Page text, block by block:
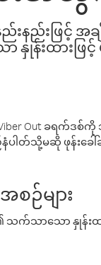
ည်းဖြင့် အခ
နှုန်းထားဖြ
Out ခရက်ဒ
နံပါတ်သို့မဆို ဖုန်းခေ
ဉ်များ
သက်သာသော နှုန်း